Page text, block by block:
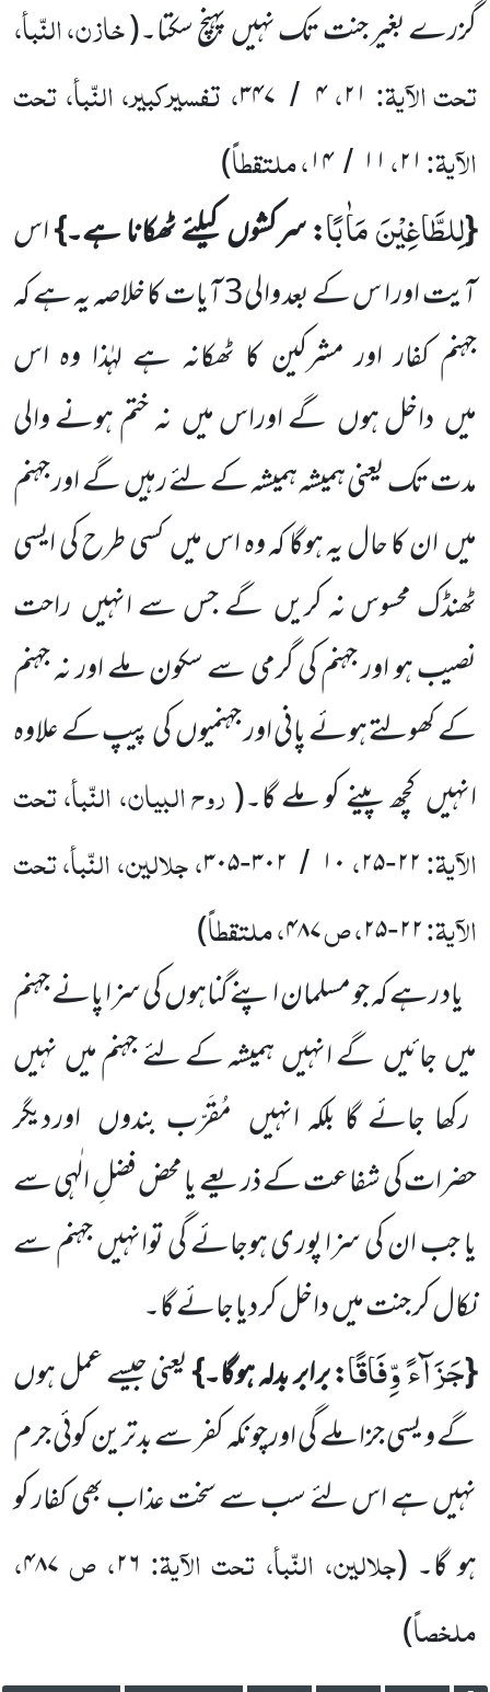
گزرے بغیر جنت تک نہیںپہنچ سکتا۔(خازن، النّبأ،
تحت الآیۃ: ۲۱،۴ / ۳۴۷، تفسیرکبیر، النّبأ، تحت
الآیۃ:۲۱،۱۱ /۱۴، ملتقطاً)
{لِلطَّاغِیْنَ مَاٰبًا: سرکشوںکیلئے ٹھکانا ہے۔}اس
آیت اور ا س کے بعد والی3آیات کا خلاصہ یہ ہے کہ
جہنم کفار اور مشرکینکا ٹھکانہ ہے لہٰذا وہ اس
میں داخل ہوں گے اوراس میں نہ ختم ہونے والی
مدت تک یعنی ہمیشہ ہمیشہ کے لئے رہیںگے اور جہنم
میںان کا حال یہ ہوگا کہ وہ اس میںکسی طرح کی ایسی
ٹھنڈک محسوس نہ کریں گے جس سے انہیں راحت
نصیب ہو اور جہنم کی گرمی سے سکون ملے اور نہ جہنم
کے کھولتے ہوئے پانی اور جہنمیوںکی پیپ کے علاوہ
انہیں کچھ پینے کو ملے گا۔(روح البیان، النّبأ، تحت
الآیۃ:۲۲-۲۵،۱۰ / ۳۰۲-۳۰۵، جلالین، النّبأ، تحت
الآیۃ:۲۲-۲۵، ص۴۸۷، ملتقطاً)
یاد رہے کہ جو مسلمان اپنے گناہوںکی سزا پانے جہنم
میںجائیںگے انہیںہمیشہ کے لئے جہنم میںنہیں
رکھا جائے گا بلکہ انہیں مُقَرّب بندوں اور دیگر
حضرات کی شفاعت کے ذریعے یا محض فضلِ الٰہی سے
یا جب ان کی سزا پوری ہوجائے گی توانہیں جہنم سے
نکال کر جنت میںداخل کر دیا جائے گا۔
{جَزَآءً وِّفَاقًا: برابر بدلہ ہوگا۔}یعنی جیسے عمل ہوں
گے و یسی جزا ملے گی اورچونکہ کفر سے بدترین کوئی جرم
نہیں ہےاس لئے سب سے سخت عذاب بھی کفار کو
ہو گا۔ (جلالین، النّبأ، تحت الآیۃ: ۲۶، ص۴۸۷،
ملخصاً)